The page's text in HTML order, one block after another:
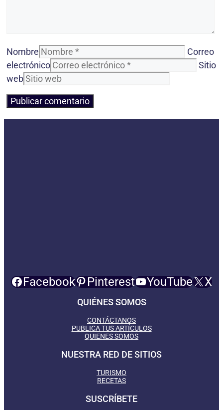
Nombre
Correo
electrónico
Sitio
web
Facebook Pinterest YouTube X
QUIÉNES SOMOS
CONTÁCTANOS
PUBLICA TUS ARTÍCULOS
QUIENES SOMOS
NUESTRA RED DE SITIOS
TURISMO
RECETAS
SUSCRÍBETE